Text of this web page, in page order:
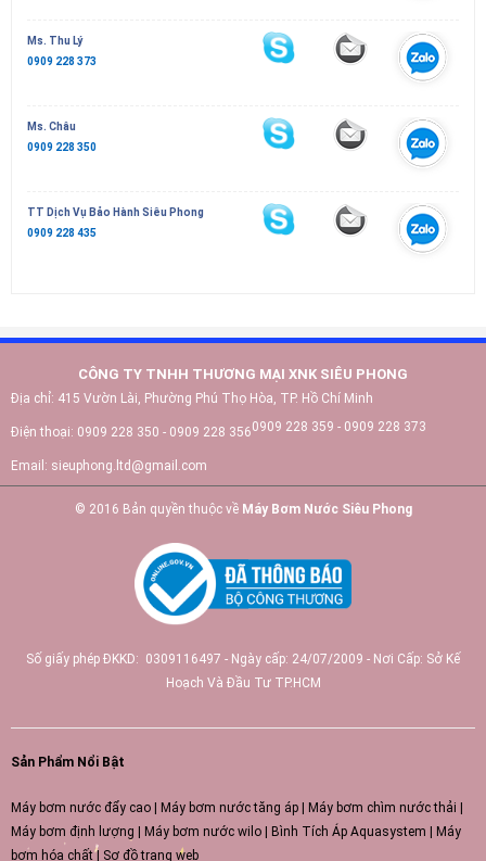
Ms. Thu Lý
0909 228 373
Ms. Châu
0909 228 350
TT Dịch Vụ Bảo Hành Siêu Phong
0909 228 435
CÔNG TY TNHH THƯƠNG MẠI XNK SIÊU PHONG
Địa chỉ: 415 Vườn Lài, Phường Phú Thọ Hòa, TP. Hồ Chí Minh
Điện thoại: 0909 228 350 - 0909 228 3560909 228 359 - 0909 228 373
Email: sieuphong.ltd@gmail.com
© 2016 Bản quyền thuộc về Máy Bơm Nước Siêu Phong
Số giấy phép ĐKKD: 0309116497 - Ngày cấp: 24/07/2009 - Nơi Cấp: Sở Kế
Hoạch Và Đầu Tư TP.HCM
Sản Phẩm Nổi Bật
Máy bơm nước đẩy cao | Máy bơm nước tăng áp | Máy bơm chìm nước thải |
Máy bơm định lượng | Máy bơm nước wilo | Bình Tích Áp Aquasystem | Máy
bơm hóa chất| Sơ đồ trang web